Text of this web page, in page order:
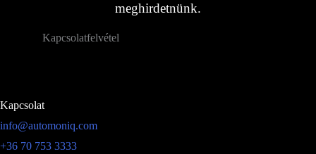
meghirdetnünk.
Kapcsolatfelvétel
Kapcsolat
info@automoniq.com
+36 70 753 3333